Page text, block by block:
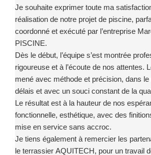
Je souhaite exprimer toute ma
réalisation de notre projet de piscine,
coordonné et exécuté par l’entreprise
PISCINE.
Dès le début, l’équipe s’est montrée
rigoureuse et à l’écoute de nos attentes.
mené avec méthode et précision, dans
délais et avec un souci constant de la
Le résultat est à la hauteur de nos
fonctionnelle, esthétique, avec des
mise en service sans accroc.
Je tiens également à remercier les
le terrassier AQUITECH, pour un travail